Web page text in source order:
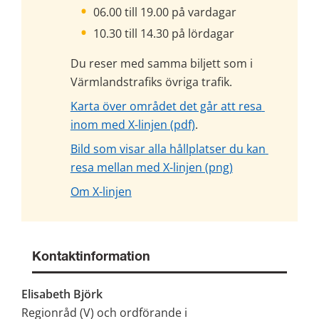
06.00 till 19.00 på vardagar
10.30 till 14.30 på lördagar
Du reser med samma biljett som i
Värmlandstrafiks övriga trafik.
Karta över området det går att resa
inom med X-linjen (pdf)pdf, 448 kB.
.
Bild som visar alla hållplatser du kan
resa mellan med X-linjen (png)png, 1 MB.
Om X-linjen
Kontaktinformation
Elisabeth Björk
Regionråd (V) och ordförande i